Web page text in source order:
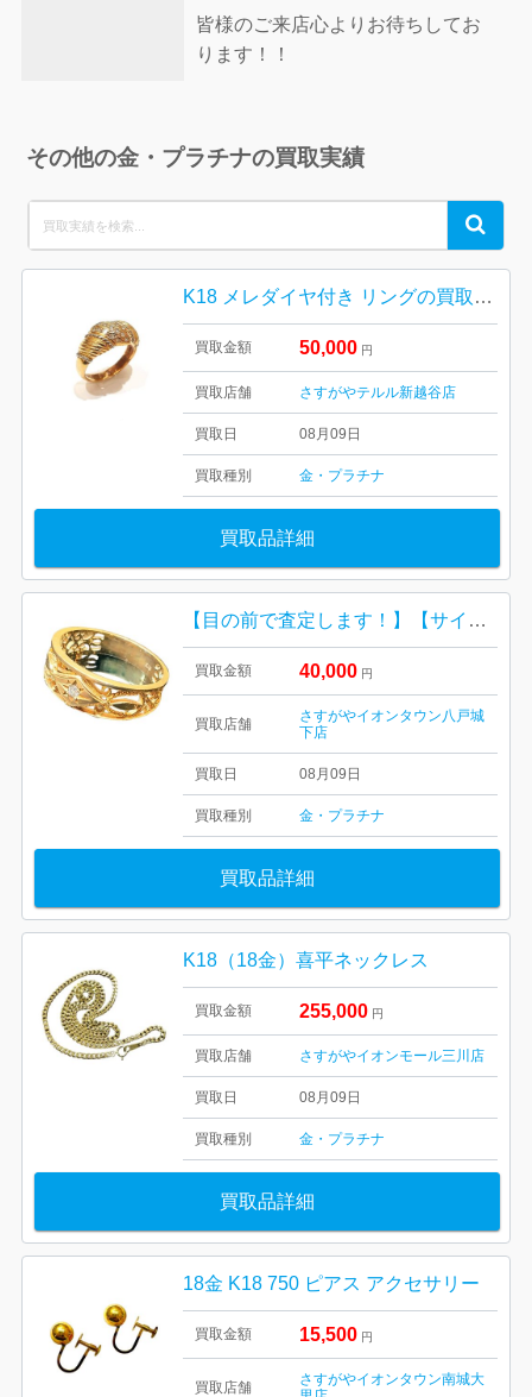
皆様のご来店心よりお待ちしてお
ります！！
その他の金・プラチナの買取実績
for:
Search
K18 メレダイヤ付き リングの買取実績
買取金額 50,000 円
買取店舗 さすがやテルル新越谷店
買取日 08月09日
買取種別 金・プラチナ
買取品詳細
【目の前で査定します！】【サイズアウト】K18(18金)リング
買取金額 40,000 円
買取店舗
さすがやイオンタウン八戸城
下店
買取日 08月09日
買取種別 金・プラチナ
買取品詳細
K18（18金）喜平ネックレス
買取金額 255,000 円
買取店舗 さすがやイオンモール三川店
買取日 08月09日
買取種別 金・プラチナ
買取品詳細
18金 K18 750 ピアス アクセサリー
買取金額 15,500 円
買取店舗
さすがやイオンタウン南城大